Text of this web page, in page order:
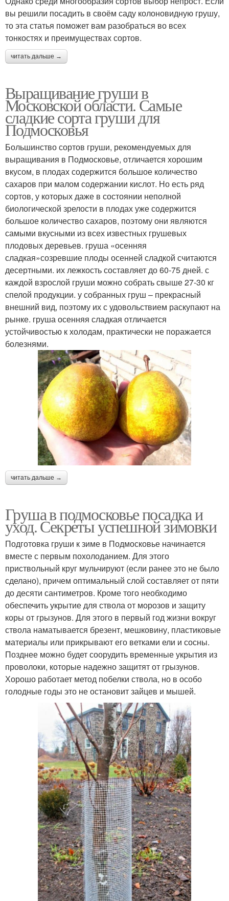
вы решили посадить в своём саду колоновидную грушу,
то эта статья поможет вам разобраться во всех
тонкостях и преимуществах сортов.
читать дальше →
Выращивание груши в
Московской области. Самые
сладкие сорта груши для
Подмосковья
Большинство сортов груши, рекомендуемых для
выращивания в Подмосковье, отличается хорошим
вкусом, в плодах содержится большое количество
сахаров при малом содержании кислот. Но есть ряд
сортов, у которых даже в состоянии неполной
биологической зрелости в плодах уже содержится
большое количество сахаров, поэтому они являются
самыми вкусными из всех известных грушевых
плодовых деревьев. груша «осенняя
сладкая»созревшие плоды осенней сладкой считаются
десертными. их лежкость составляет до 60-75 дней. с
каждой взрослой груши можно собрать свыше 27-30 кг
спелой продукции. у собранных груш – прекрасный
внешний вид, поэтому их с удовольствием раскупают на
рынке. груша осенняя сладкая отличается
устойчивостью к холодам, практически не поражается
болезнями.
читать дальше →
Груша в подмосковье посадка и
уход. Секреты успешной зимовки
Подготовка груши к зиме в Подмосковье начинается
вместе с первым похолоданием. Для этого
приствольный круг мульчируют (если ранее это не было
сделано), причем оптимальный слой составляет от пяти
до десяти сантиметров. Кроме того необходимо
обеспечить укрытие для ствола от морозов и защиту
коры от грызунов. Для этого в первый год жизни вокруг
ствола наматывается брезент, мешковину, пластиковые
материалы или прикрывают его ветками ели и сосны.
Позднее можно будет соорудить временные укрытия из
проволоки, которые надежно защитят от грызунов.
Хорошо работает метод побелки ствола, но в особо
голодные годы это не остановит зайцев и мышей.